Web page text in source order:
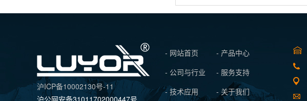
沪ICP备10002130号-11
沪公网安备31011702000447号
- 网站首页
- 产品中心
- 公司与行业
- 服务支持
- 技术应用
- 关于我们